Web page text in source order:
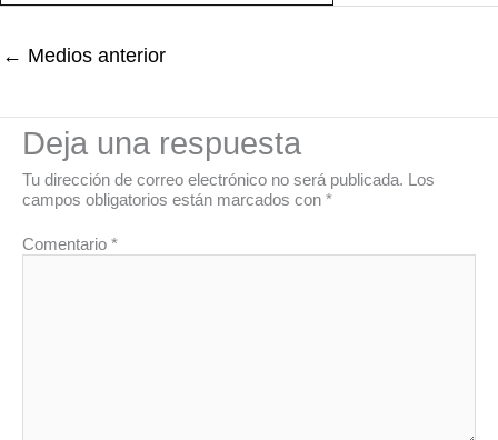
← Medios anterior
Deja una respuesta
Tu dirección de correo electrónico no será publicada. Los
campos obligatorios están marcados con *
Comentario *